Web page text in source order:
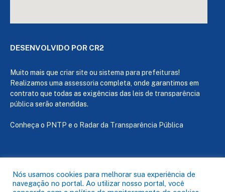
DESENVOLVIDO POR CR2
Muito mais que criar site ou sistema para prefeituras!
Realizamos uma assessoria completa, onde garantimos em
contrato que todas as exigências das leis de transparência
pública serão atendidas.
Conheça o PNTP e o Radar da Transparência Pública
Todos os direitos reservados a Câmara de Capanema
Nós usamos cookies para melhorar sua experiência de
navegação no portal. Ao utilizar nosso portal, você